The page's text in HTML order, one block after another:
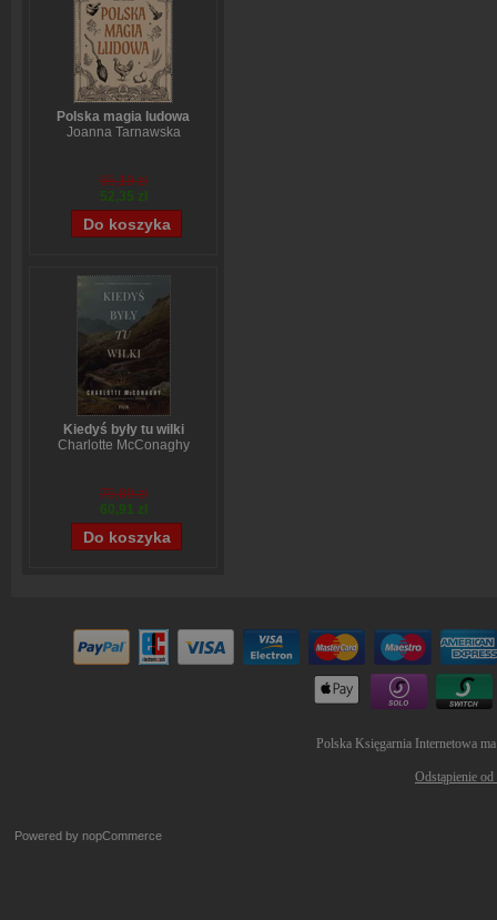
Polska magia ludowa
Joanna Tarnawska
65,19 zł
52,35 zł
Kiedyś były tu wilki
Charlotte McConaghy
75,89 zł
60,91 zł
Polska Księgarnia Internetowa
Odstąpienie
Powered by nopCommerce